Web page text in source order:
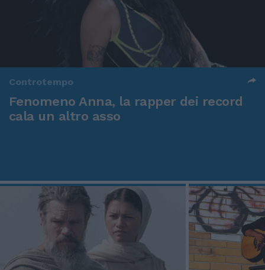
Controtempo
Fenomeno Anna, la rapper dei record
cala un altro asso